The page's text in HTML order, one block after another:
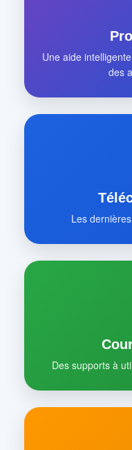
Une aide
des
Les
Des supports à